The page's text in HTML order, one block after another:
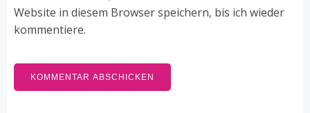
Website in diesem Browser speichern, bis ich wieder
kommentiere.